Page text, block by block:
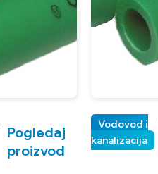
Pogledaj
proizvod
Vodovod i
kanalizacija